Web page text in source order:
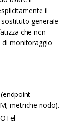
il
generale
che non
di monitoraggio
metriche nodo).